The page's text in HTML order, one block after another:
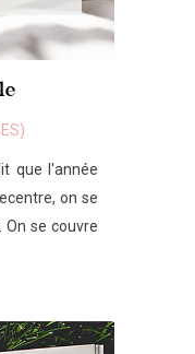
)
que l'année
on se
se couvre